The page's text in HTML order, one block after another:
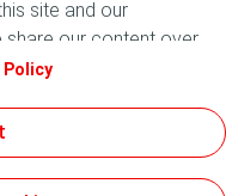
Vente
site and our
share our content over
legislation,
settings at any time
button. By clicking
we may store all
Policy